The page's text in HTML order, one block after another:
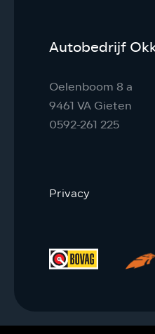
Autobedrijf
Oelenboom 8 a
9461 VA Gieten
0592-261 225
Privacy